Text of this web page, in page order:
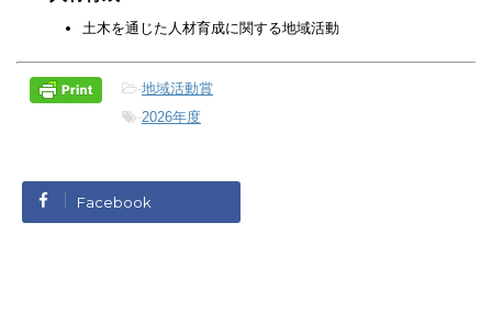
土木を通じた人材育成に関する地域活動
-地域活動賞
-2026年度
Facebook